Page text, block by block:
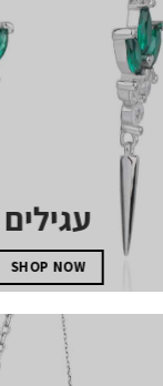
עגילים
SHOP NOW